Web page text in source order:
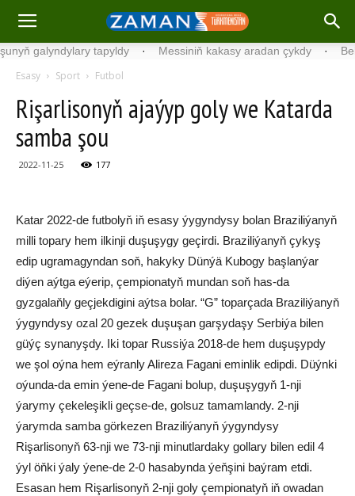
galyndylary tapyldy · Messiniň kakasy aradan çykdy ·
Esasy Sport Futbol
Rişarlisonyň ajaýyp goly we Katarda
samba şou
2022-11-25 177
Katar 2022-de futbolyň iň esasy ýygyndysy bolan Braziliýanyň
milli topary hem ilkinji duşuşygy geçirdi. Braziliýanyň çykyş
edip ugramagyndan soň, hakyky Dünýä Kubogy başlanýar
diýen aýtga eýerip, çempionatyň mundan soň has-da
gyzgalaňly geçjekdigini aýtsa bolar. “G” toparçada Braziliýanyň
ýygyndysy ozal 20 gezek duşuşan garşydaşy Serbiýa bilen
güýç synanyşdy. Iki topar Russiýa 2018-de hem duşuşypdy
we şol oýna hem eýranly Alireza Fagani eminlik edipdi. Düýnki
oýunda-da emin ýene-de Fagani bolup, duşuşygyň 1-nji
ýarymy çekeleşikli geçse-de, golsuz tamamlandy. 2-nji
ýarymda samba görkezen Braziliýanyň ýygyndysy
Rişarlisonyň 63-nji we 73-nji minutlardaky gollary bilen edil 4
ýyl öňki ýaly ýene-de 2-0 hasabynda ýeňşini baýram etdi.
Esasan hem Rişarlisonyň 2-nji goly çempionatyň iň owadan